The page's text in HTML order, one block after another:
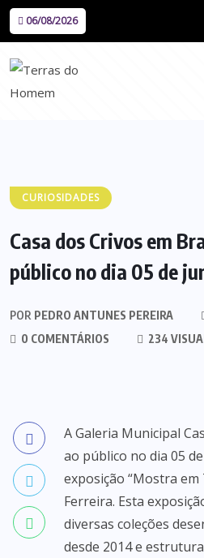
06/08/2026
CURIOSIDADES
Casa dos Crivos em
público no dia 05 de
POR PEDRO ANTUNES PEREIRA
0 COMENTÁRIOS
234
A Galeria Municipal
ao público no dia 05
exposição “Mostra em
Ferreira. Esta
diversas coleções
desde 2014 e